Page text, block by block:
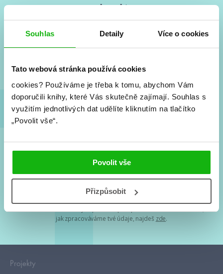
Souhlas Detaily Více o cookies
Tato webová stránka používá cookies
cookies? Používáme je třeba k tomu, abychom Vám
doporučili knihy, které Vás skutečně zajímají. Souhlas s
využitím jednotlivých dat udělíte kliknutím na tlačítko
„Povolit vše“.
Povolit vše
Přizpůsobit
Vše kolem #youngadult každý měsíc rovnou do mailu!
a seriálové adaptace a další.
Souhlasím spodmínkami zpracování osobních údajů
Tvá e-mailová adresa je u nás v bezpečí. Přečti si
jak zpracováváme tvé údaje, najdeš zde.
Projekty